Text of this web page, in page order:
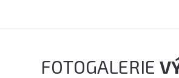
FOTOGALERIE